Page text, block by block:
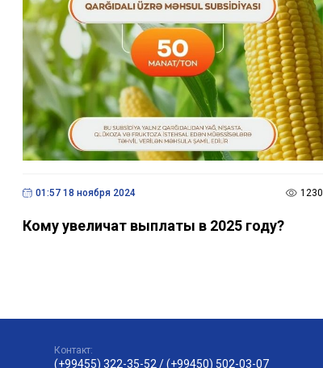
01:57 18 ноября 2024 1230
Кому увеличат выплаты в 2025 году?
Контакт:
(+99455) 322-35-52 /(+99450) 502-03-07